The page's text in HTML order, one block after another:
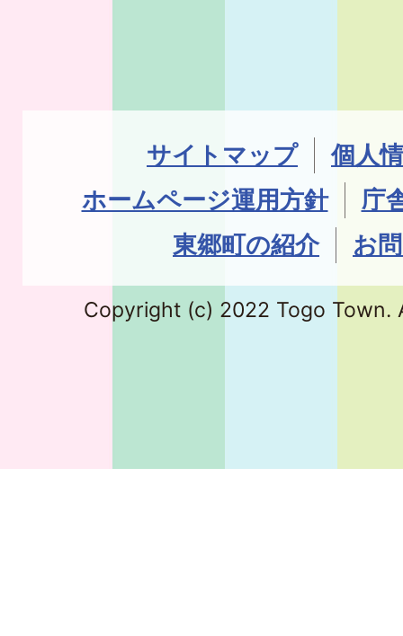
サイトマップ
個人
ホームページ運用方針
庁
東郷町の紹介
お
Copyright (c) 2022 Togo Town.